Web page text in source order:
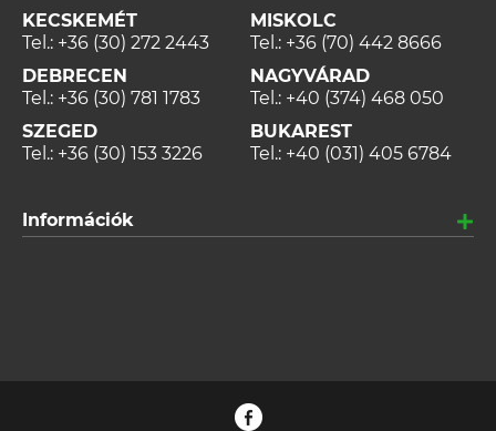
KECSKEMÉT
Tel.: +36 (30) 272 2443
DEBRECEN
Tel.: +36 (30) 781 1783
SZEGED
Tel.: +36 (30) 153 3226
MISKOLC
Tel.: +36 (70) 442 8666
NAGYVÁRAD
Tel.: +40 (374) 468 050
BUKAREST
Tel.: +40 (031) 405 6784
Információk